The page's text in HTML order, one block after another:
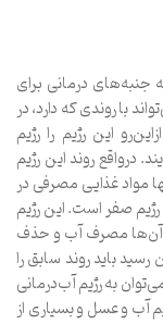
جنبه‌های درمانی برای
با روندی که دارد، در
این رژیم را رژیم
درواقع روند این رژیم
مواد غذایی مصرفی در
صفر است. این رژیم
آن‌ها مصرف آب و حذف
رسید باید روند سابق را
به رژیم آب‌درمانی
آب و عسل و بسیاری از